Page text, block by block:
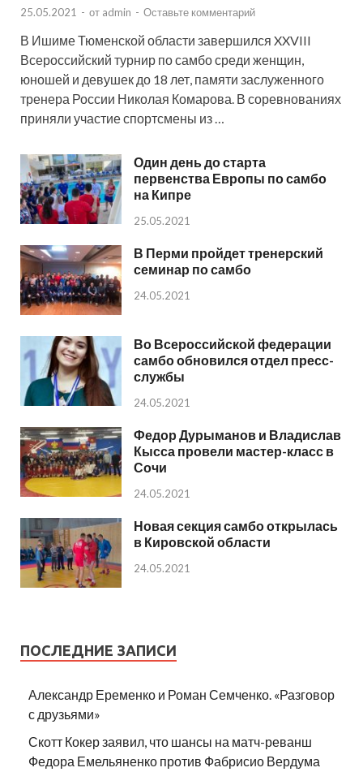
25.05.2021 - от admin - Оставьте комментарий
В Ишиме Тюменской области завершился XXVIII
Всероссийский турнир по самбо среди женщин,
юношей и девушек до 18 лет, памяти заслуженного
тренера России Николая Комарова. В соревнованиях
приняли участие спортсмены из …
Один день до старта
первенства Европы по самбо
на Кипре
25.05.2021
В Перми пройдет тренерский
семинар по самбо
24.05.2021
Во Всероссийской федерации
самбо обновился отдел пресс-
службы
24.05.2021
Федор Дурыманов и Владислав
Кысса провели мастер-класс в
Сочи
24.05.2021
Новая секция самбо открылась
в Кировской области
24.05.2021
ПОСЛЕДНИЕ ЗАПИСИ
Александр Еременко и Роман Семченко. «Разговор
с друзьями»
Скотт Кокер заявил, что шансы на матч-реванш
Федора Емельяненко против Фабрисио Вердума